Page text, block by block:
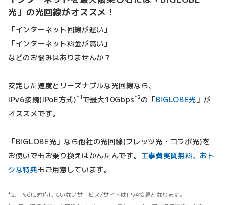
光」の光回線がオススメ！
「インターネット回線が遅い」
「インターネット料金が高い」
などのお悩みはありませんか？
安定した速度とリーズナブルな光回線なら、
IPv6接続(IPoE方式)*1 で最大10Gbps*2の「BIGLOBE光 」が
オススメです。
「BIGLOBE光」なら他社の光回線(フレッツ光・コラボ光)を
お使いでもお乗り換えはかんたんです。 工事費実質無料、おト
クな特典もご用意しています。
IPv6に対応していないサービス/サイトはIPv4接続となります。